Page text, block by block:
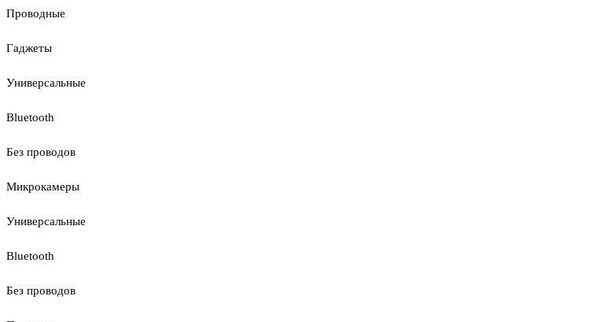
Проводные
Гаджеты
Универсальные
Bluetooth
Без проводов
Микрокамеры
Универсальные
Bluetooth
Без проводов